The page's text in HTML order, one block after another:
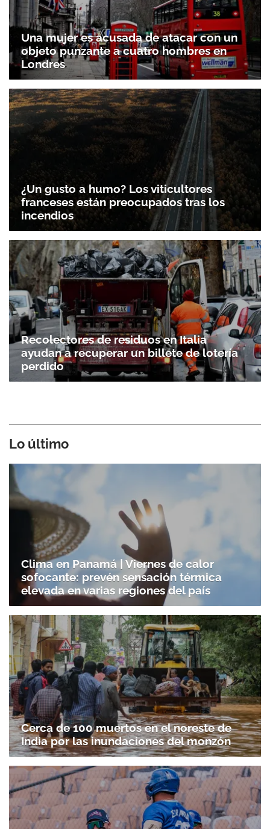
Una mujer es acusada de atacar con un
objeto punzante a cuatro hombres en
Londres
¿Un gusto a humo? Los viticultores
franceses están preocupados tras los
incendios
Recolectores de residuos en Italia
ayudan a recuperar un billete de lotería
perdido
Lo último
Clima en Panamá | Viernes de calor
sofocante: prevén sensación térmica
elevada en varias regiones del país
Cerca de 100 muertos en el noreste de
India por las inundaciones del monzón